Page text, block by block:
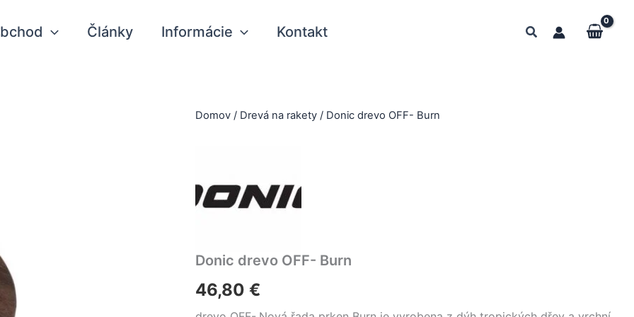
Články Informácie Kontakt
Domov / Drevá na rakety / Donic drevo OFF- Burn
Donic drevo OFF- Burn
46,80€